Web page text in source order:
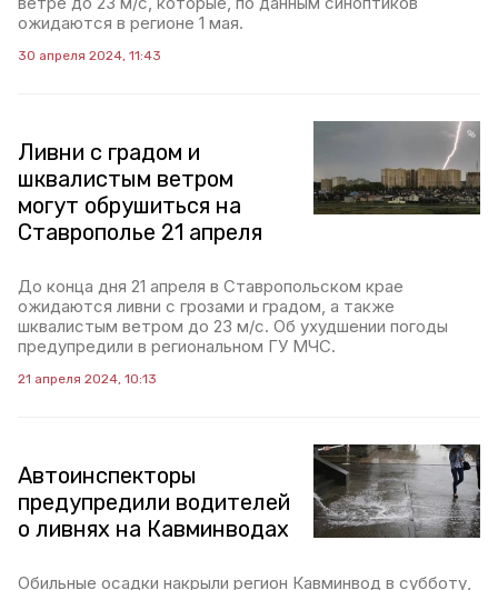
ожидаются в регионе 1 мая.
30 апреля 2024, 11:43
Ливни с градом и
шквалистым ветром
могут обрушиться на
Ставрополье 21 апреля
До конца дня 21 апреля в Ставропольском крае
ожидаются ливни с грозами и градом, а также
шквалистым ветром до 23 м/с. Об ухудшении погоды
предупредили в региональном ГУ МЧС.
21 апреля 2024, 10:13
Автоинспекторы
предупредили водителей
о ливнях на Кавминводах
Обильные осадки накрыли регион Кавминвод в субботу,